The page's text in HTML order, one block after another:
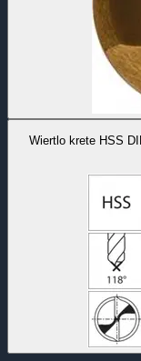
Wiertlo krete HSS